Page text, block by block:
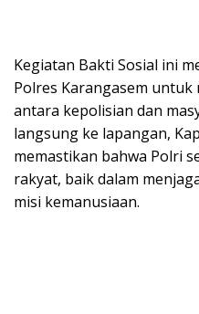
Kegiatan Bakti Sosial ini
Polres Karangasem
antara kepolisian dan
langsung ke lapangan,
memastikan bahwa Polri
rakyat, baik dalam
misi kemanusiaan.